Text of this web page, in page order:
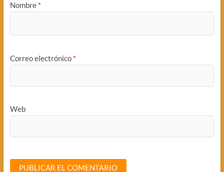
Nombre *
Correo electrónico *
Web